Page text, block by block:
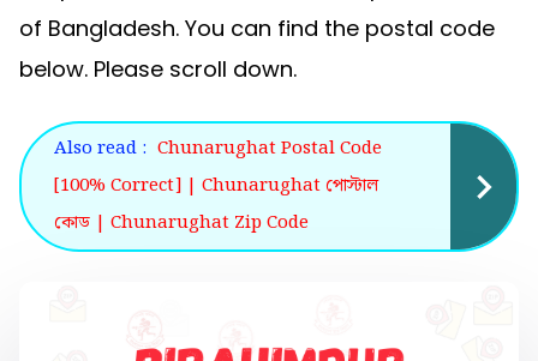
of Bangladesh. You can find the postal code
below. Please scroll down.
Also read : Chunarughat Postal Code
[100% Correct] | Chunarughat পোস্টাল
কোড | Chunarughat Zip Code